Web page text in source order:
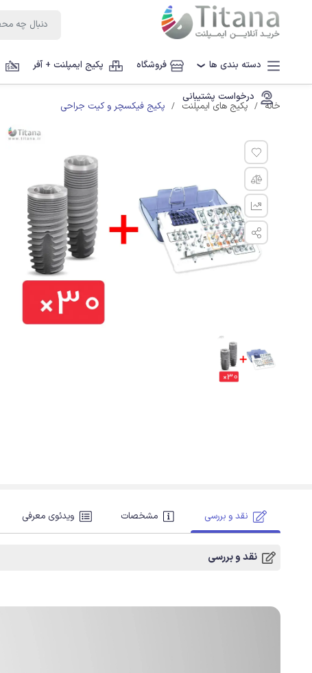
دسته بندی ها ❯ فروشگاه پکیج ایمپلنت + آفر
درخواست پشتیبانی
خانه پکیج های ایمپلنت پکیج فیکسچر و کیت جراحی
نقد و بررسی مشخصات ویدئوی معرفی
نقد و بررسی